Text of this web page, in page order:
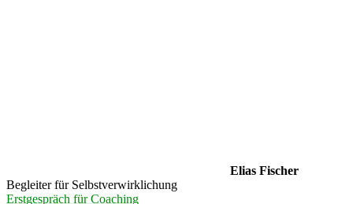
Elias Fischer
Begleiter für Selbstverwirklichung
Erstgespräch für Coaching